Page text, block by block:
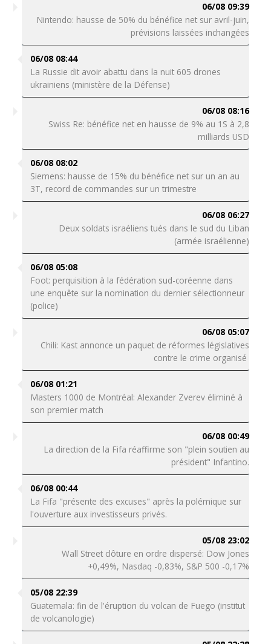
06/08 09:39
Nintendo: hausse de 50% du bénéfice net sur avril-juin,
prévisions laissées inchangées
06/08 08:44
La Russie dit avoir abattu dans la nuit 605 drones
ukrainiens (ministère de la Défense)
06/08 08:16
Swiss Re: bénéfice net en hausse de 9% au 1S à 2,8
milliards USD
06/08 08:02
Siemens: hausse de 15% du bénéfice net sur un an au
3T, record de commandes sur un trimestre
06/08 06:27
Deux soldats israéliens tués dans le sud du Liban
(armée israélienne)
06/08 05:08
Foot: perquisition à la fédération sud-coréenne dans
une enquête sur la nomination du dernier sélectionneur
(police)
06/08 05:07
Chili: Kast annonce un paquet de réformes législatives
contre le crime organisé
06/08 01:21
Masters 1000 de Montréal: Alexander Zverev éliminé à
son premier match
06/08 00:49
La direction de la Fifa réaffirme son "plein soutien au
président" Infantino.
06/08 00:44
La Fifa "présente des excuses" après la polémique sur
l'ouverture aux investisseurs privés.
05/08 23:02
Wall Street clôture en ordre dispersé: Dow Jones
+0,49%, Nasdaq -0,83%, S&P 500 -0,17%
05/08 22:39
Guatemala: fin de l'éruption du volcan de Fuego (institut
de volcanologie)